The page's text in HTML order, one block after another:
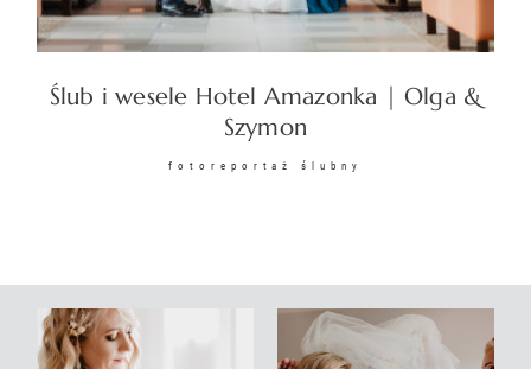
Ślub i wesele Hotel Amazonka | Olga &
Szymon
fotoreportaż ślubny
KONTAKT